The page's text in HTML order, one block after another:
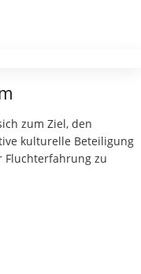
zum Ziel, den
kulturelle Beteiligung
Fluchterfahrung zu